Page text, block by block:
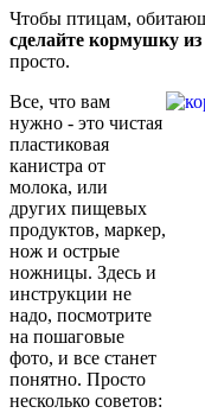
Чтобы птицам,
сделайте кормушку
просто.
Все, что вам
нужно - это чистая
пластиковая
канистра от
молока, или
других пищевых
продуктов, маркер,
нож и острые
ножницы. Здесь и
инструкции не
надо, посмотрите
на пошаговые
фото, и все станет
понятно. Просто
несколько советов: